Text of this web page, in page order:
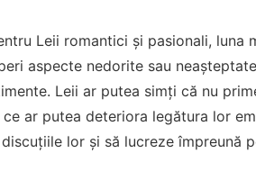
Leii romantici și pasionali,
aspecte nedorite sau
Leii ar putea simți că nu
ar putea deteriora legătura lor
lor și să lucreze împreună